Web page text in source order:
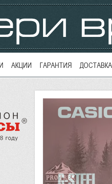
АКЦИИ ГАРАНТИЯ ДОСТАВКА